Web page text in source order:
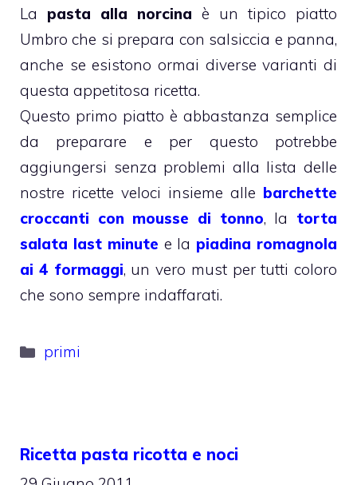
La pasta alla norcina è un tipico piatto
Umbro che si prepara con salsiccia e panna,
anche se esistono ormai diverse varianti di
questa appetitosa ricetta.
Questo primo piatto è abbastanza semplice
da preparare e per questo potrebbe
aggiungersi senza problemi alla lista delle
nostre ricette veloci insieme alle barchette
croccanti con mousse di tonno, la torta
salata last minute e la piadina romagnola
ai 4 formaggi, un vero must per tutti coloro
che sono sempre indaffarati.
Categorie
primi
Ricetta pasta ricotta e noci